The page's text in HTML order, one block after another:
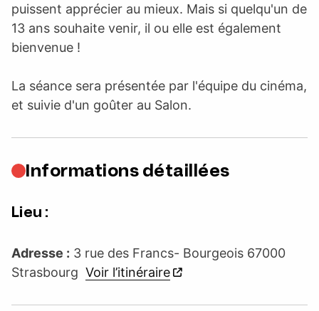
puissent apprécier au mieux. Mais si quelqu'un de
13 ans souhaite venir, il ou elle est également
bienvenue !
La séance sera présentée par l'équipe du cinéma,
et suivie d'un goûter au Salon.
Informations détaillées
Lieu :
Adresse : 3 rue des Francs- Bourgeois 67000
Strasbourg Voir l’itinéraire